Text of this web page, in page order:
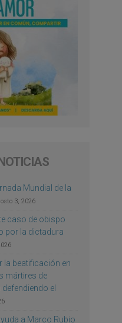
Mundial de la
3, 2026
caso de obispo
por la dictadura
la beatificación en
mártires de
el
a Marco Rubio